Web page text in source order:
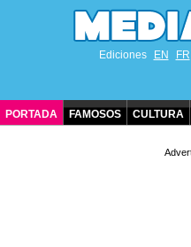
Ediciones EN FR
PORTADA FAMOSOS CULTURA